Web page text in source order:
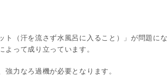
ト（汗を流さず水風呂に入ること）」が問題にな
って成り立っています。
力なろ過機が必要となります。